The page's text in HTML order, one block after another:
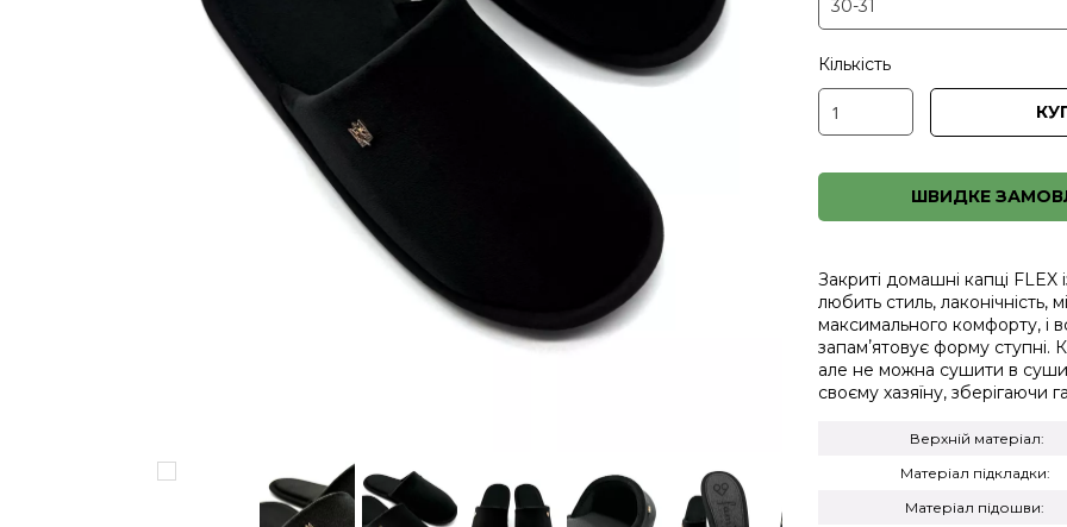
Кількість
ШВИДКЕ
Закриті домашні капці FLEX
любить стиль, лаконічність,
максимального комфорту, і
запамʼятовує форму ступні.
але не можна сушити в
своєму хазяїну, зберігаючи
Верхній матеріал:
Матеріал підкладки:
Матеріал підошви: